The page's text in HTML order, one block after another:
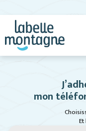
Mon compte
mon